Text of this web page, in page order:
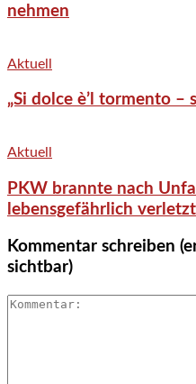
nehmen
Aktuell
„Si dolce è’l tormento –
Aktuell
PKW brannte nach
lebensgefährlich verletzt
Kommentar schreiben
sichtbar)